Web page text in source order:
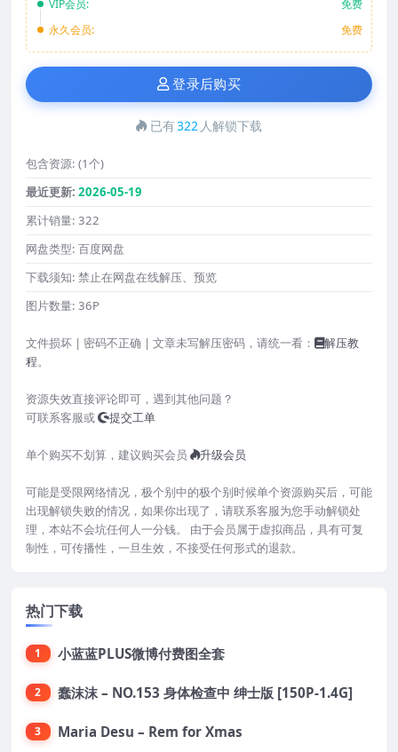
VIP会员:
免费
永久会员:
免费
登录后购买
已有322 人解锁下载
包含资源: (1个)
最近更新: 2026-05-19
累计销量: 322
网盘类型: 百度网盘
下载须知: 禁止在网盘在线解压、预览
图片数量: 36P
文件损坏 | 密码不正确 | 文章未写解压密码，请统一看：
解压教
程。
资源失效直接评论即可，遇到其他问题？
可联系客服或
提交工单
单个购买不划算，建议购买会员 升级会员
可能是受限网络情况，极个别中的极个别时候单个资源购买后，可能
出现解锁失败的情况，如果你出现了，请联系客服为您手动解锁处
理，本站不会坑任何人一分钱。 由于会员属于虚拟商品，具有可复
制性，可传播性，一旦生效，不接受任何形式的退款。
热门下载
1 小蓝蓝PLUS微博付费图全套
2 蠢沫沫 – NO.153 身体检查中 绅士版 [150P-1.4G]
3 Maria Desu – Rem for Xmas